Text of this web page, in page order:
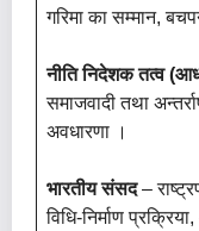
गरिमा का सम्मान,
नीति निदेशक तत्व
समाजवादी तथा
अवधारणा ।
भारतीय संसद–
विधि-निर्माण